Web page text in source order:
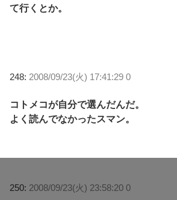
て行くとか。
248: 2008/09/23(火) 17:41:29 0
コトメコが自分で選んだんだ。
よく読んでなかったスマン。
250: 2008/09/23(火) 23:58:20 0